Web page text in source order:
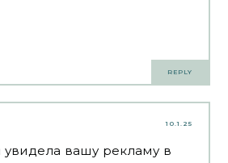
REPLY
10.1.25
вашу рекламу в